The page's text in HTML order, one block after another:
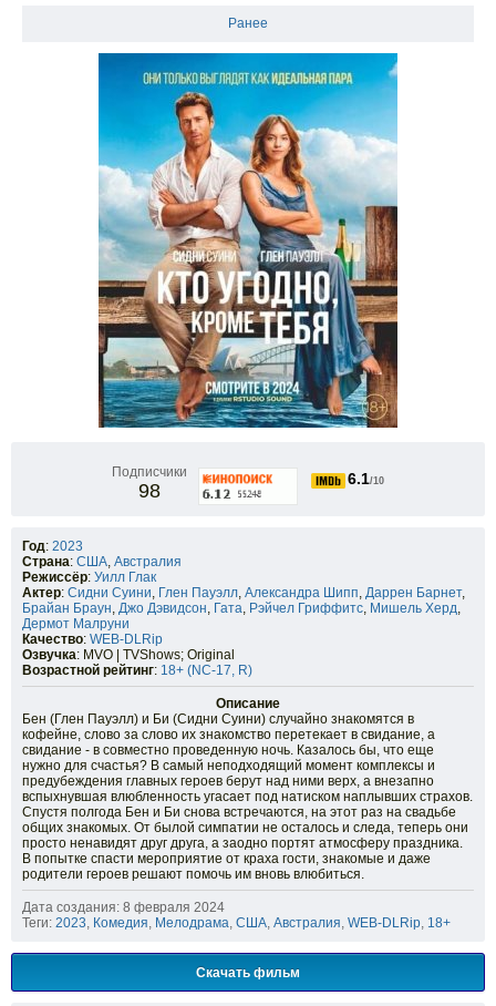
Ранее
Подписчики
98
6.1/10
Год: 2023
Страна: США, Австралия
Режиссёр: Уилл Глак
Актер: Сидни Суини, Глен Пауэлл, Александра Шипп, Даррен Барнет,
Брайан Браун, Джо Дэвидсон, Гата, Рэйчел Гриффитс, Мишель Херд,
Дермот Малруни
Качество: WEB-DLRip
Озвучка: MVO | TVShows; Original
Возрастной рейтинг: 18+ (NC-17, R)
Описание
Бен (Глен Пауэлл) и Би (Сидни Суини) случайно знакомятся в
кофейне, слово за слово их знакомство перетекает в свидание, а
свидание - в совместно проведенную ночь. Казалось бы, что еще
нужно для счастья? В самый неподходящий момент комплексы и
предубеждения главных героев берут над ними верх, а внезапно
вспыхнувшая влюбленность угасает под натиском наплывших страхов.
Спустя полгода Бен и Би снова встречаются, на этот раз на свадьбе
общих знакомых. От былой симпатии не осталось и следа, теперь они
просто ненавидят друг друга, а заодно портят атмосферу праздника.
В попытке спасти мероприятие от краха гости, знакомые и даже
родители героев решают помочь им вновь влюбиться.
Дата создания: 8 февраля 2024
Теги: 2023, Комедия, Мелодрама, США, Австралия, WEB-DLRip, 18+
Скачать фильм